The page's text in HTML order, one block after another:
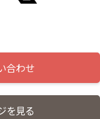
合わせ
を見る